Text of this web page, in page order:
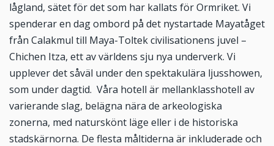
lågland, sätet för det som har kallats för Ormriket. Vi
spenderar en dag ombord på det nystartade Mayatåget
från Calakmul till Maya-Toltek civilisationens juvel –
Chichen Itza, ett av världens sju nya underverk. Vi
upplever det såväl under den spektakulära ljusshowen,
som under dagtid. Våra hotell är mellanklasshotell av
varierande slag, belägna nära de arkeologiska
zonerna, med naturskönt läge eller i de historiska
stadskärnorna. De flesta måltiderna är inkluderade och